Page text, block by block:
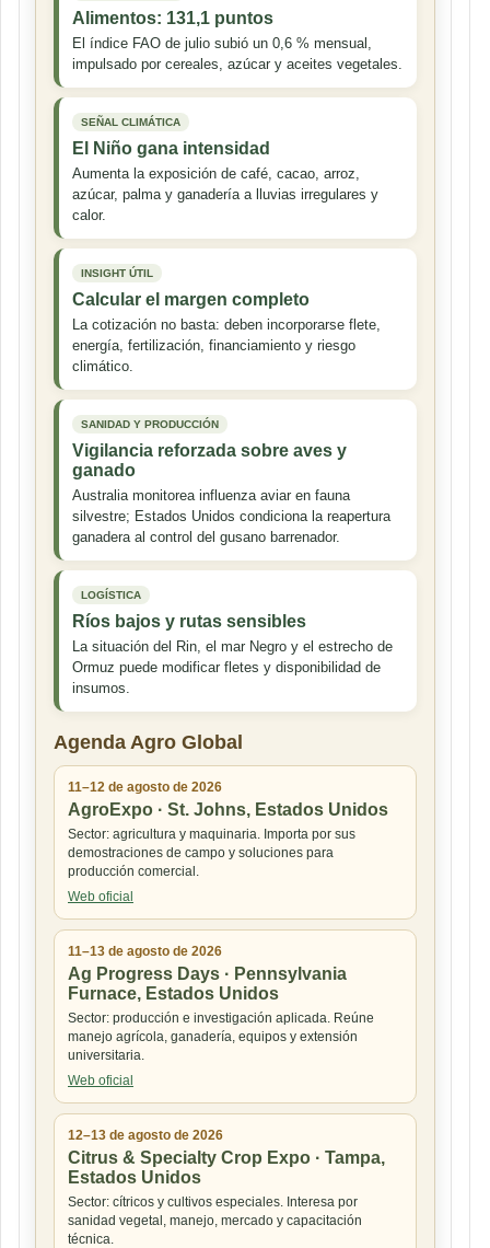
Alimentos: 131,1 puntos
El índice FAO de julio subió un 0,6 % mensual,
impulsado por cereales, azúcar y aceites vegetales.
SEÑAL CLIMÁTICA
El Niño gana intensidad
Aumenta la exposición de café, cacao, arroz,
azúcar, palma y ganadería a lluvias irregulares y
calor.
INSIGHT ÚTIL
Calcular el margen completo
La cotización no basta: deben incorporarse flete,
energía, fertilización, financiamiento y riesgo
climático.
SANIDAD Y PRODUCCIÓN
Vigilancia reforzada sobre aves y
ganado
Australia monitorea influenza aviar en fauna
silvestre; Estados Unidos condiciona la reapertura
ganadera al control del gusano barrenador.
LOGÍSTICA
Ríos bajos y rutas sensibles
La situación del Rin, el mar Negro y el estrecho de
Ormuz puede modificar fletes y disponibilidad de
insumos.
Agenda Agro Global
11–12 de agosto de 2026
AgroExpo · St. Johns, Estados Unidos
Sector: agricultura y maquinaria. Importa por sus
demostraciones de campo y soluciones para
producción comercial.
Web oficial
11–13 de agosto de 2026
Ag Progress Days · Pennsylvania
Furnace, Estados Unidos
Sector: producción e investigación aplicada. Reúne
manejo agrícola, ganadería, equipos y extensión
universitaria.
Web oficial
12–13 de agosto de 2026
Citrus & Specialty Crop Expo · Tampa,
Estados Unidos
Sector: cítricos y cultivos especiales. Interesa por
sanidad vegetal, manejo, mercado y capacitación
técnica.